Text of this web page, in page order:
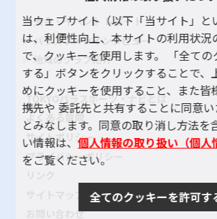
大会・イベント レポート
パラスポーツインタビュー
地域のクラブ紹介
TOKYOパラスポーツ・ナビとは
よくある質問
サイトポリシー
プライバシーポリシー
お問い合わせ
当ウェブサイト（以下「当サイト」と
は、利便性向上、本サイトの利用状況
で、クッキーを使用します。 「全て
する」ボタンをクリックすることで、
めにクッキーを使用すること、また皆
携先や 委託先と共有することに同意
とみなします。同意の取り消し方法を
い情報は、個人情報の取り扱い（個人
をご覧ください。
全てのクッキーを許可す